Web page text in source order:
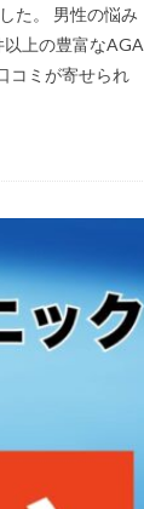
た。 男性の悩み
上の豊富なAGA
コミが寄せられ